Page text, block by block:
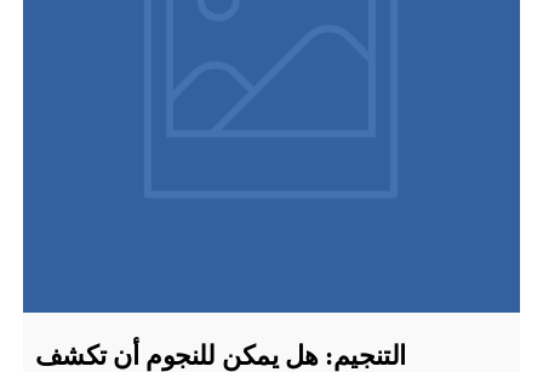
التنجيم: هل يمكن للنجوم أن تكشف